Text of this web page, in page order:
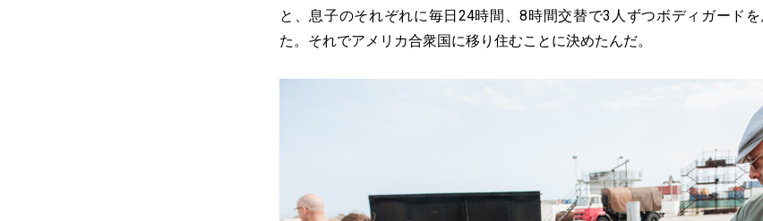
と、息子のそれぞれに毎日24時間、8時間交替で3人ずつボディガード
た。それでアメリカ合衆国に移り住むことに決めたんだ。